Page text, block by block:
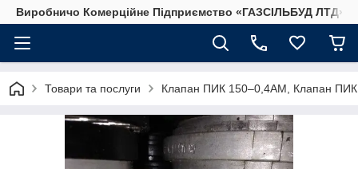
Виробничо Комерційне Підприємство «ГАЗСIЛЬБУД ЛТД»
Товари та послуги Клапан ПИК 150–0,4АМ, Клапан